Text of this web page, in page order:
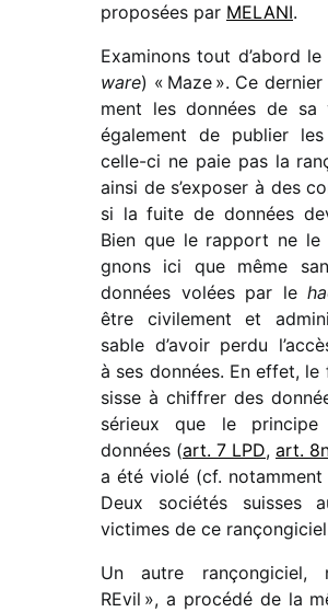
propo­sées par MELANI.
Examinons tout d’abord
ware) « Maze ». Ce
ment les données de sa
égale­ment de publier
celle-ci ne paie pas la
ainsi de s’ex­po­ser à des
si la fuite de données
Bien que le rapport ne
gnons ici que même
données volées par le
être civi­le­ment et
sable d’avoir perdu
à ses données. En effet, le
sisse à chif­frer des
sérieux que le
données (art. 7 LPD, art.
a été violé (cf. notam­ment
Deux socié­tés suisses
victimes de ce
Un autre rançon­gi­ciel,
REvil », a procédé de la